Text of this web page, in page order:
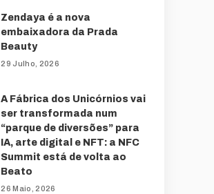
Zendaya é a nova
embaixadora da Prada
Beauty
29 Julho, 2026
A Fábrica dos Unicórnios vai
ser transformada num
“parque de diversões” para
IA, arte digital e NFT: a NFC
Summit está de volta ao
Beato
26 Maio, 2026